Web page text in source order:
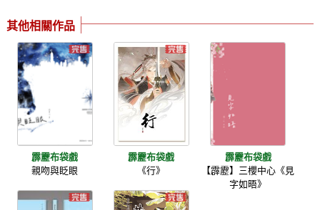
其他相關作品
霹靂布袋戲
親吻與眨眼
霹靂布袋戲
《行》
霹靂布袋戲
【霹靂】三櫻中心《見
字如晤》